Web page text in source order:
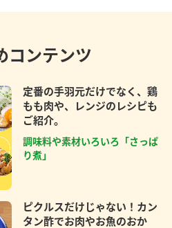
コンテンツ
定番の手羽元だけでなく、鶏
もも肉や、レンジのレシピも
ご紹介。
調味料や素材いろいろ「さっぱ
り煮」
ピクルスだけじゃない！カン
タン酢でお肉やお魚のおか